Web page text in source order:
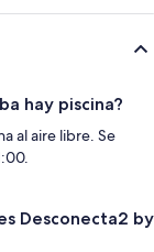
hay piscina?
al aire libre. Se
Desconecta2 by